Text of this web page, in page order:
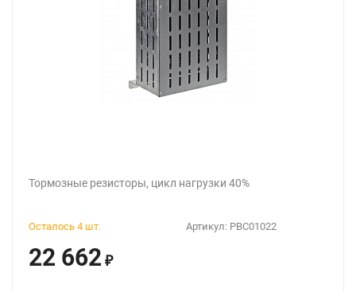
Тормозные резисторы, цикл нагрузки 40%
Артикул: PBC01022
Осталось 4 шт.
22 662 ₽